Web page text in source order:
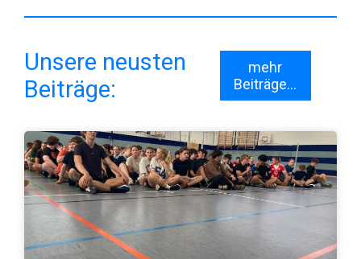
Unsere neusten
Beiträge:
mehr
Beiträge...